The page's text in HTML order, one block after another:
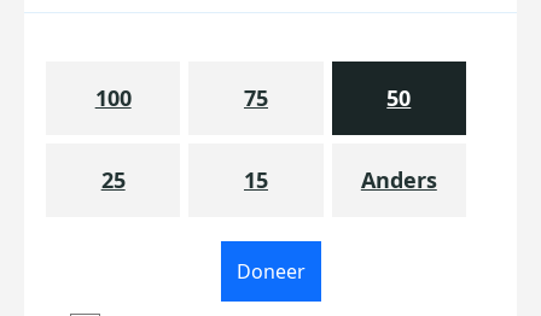
100 75 50
25 15 Anders
Doneer